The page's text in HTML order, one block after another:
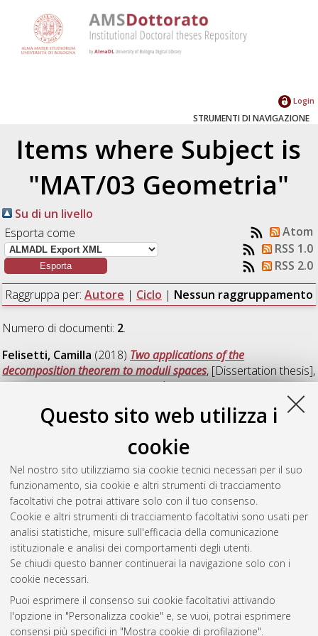
Questo sito web utilizza i
cookie
Nel nostro sito utilizziamo sia cookie tecnici necessari per il suo
funzionamento, sia cookie e altri strumenti di tracciamento
facoltativi che potrai attivare solo con il tuo consenso.
Cookie e altri strumenti di tracciamento facoltativi sono usati per
analisi statistiche, misure sull'efficacia della comunicazione
istituzionale e analisi dei comportamenti degli utenti.
Se chiudi questo banner continuerai la navigazione solo con i
cookie necessari.
Puoi esprimere il consenso sui cookie facoltativi attivando
l'opzione in "Personalizza cookie" e, se vuoi, potrai esprimere
consensi più specifici in "Mostra cookie di profilazione".
Login
STRUMENTI DI NAVIGAZIONE
Items where Subject is
"MAT/03 Geometria"
Su di un livello
Esporta come
Atom
RSS 1.0
RSS 2.0
Raggruppa per: Autore | Ciclo | Nessun raggruppamento
Numero di documenti: 2.
Felisetti, Camilla (2018) Two applications of the
decomposition theorem to moduli spaces, [Dissertation thesis],
Alma Mater Studiorum Università di Bologna. Dottorato di
10.6092/unibo/amsdottorato/8681.
Numerical invariants and volume
rigidity for hyperbolic lattices, [Dissertation thesis], Alma Mater
Studiorum Università di Bologna. Dottorato di ricerca in
Matematica, 30 Ciclo. DOI 10.6092/unibo/amsdottorato/8464.
Questa lista e' stata generata il Thu Aug 6 20:31:39 2026
Atom
Rss 1.0
Rss 2.0